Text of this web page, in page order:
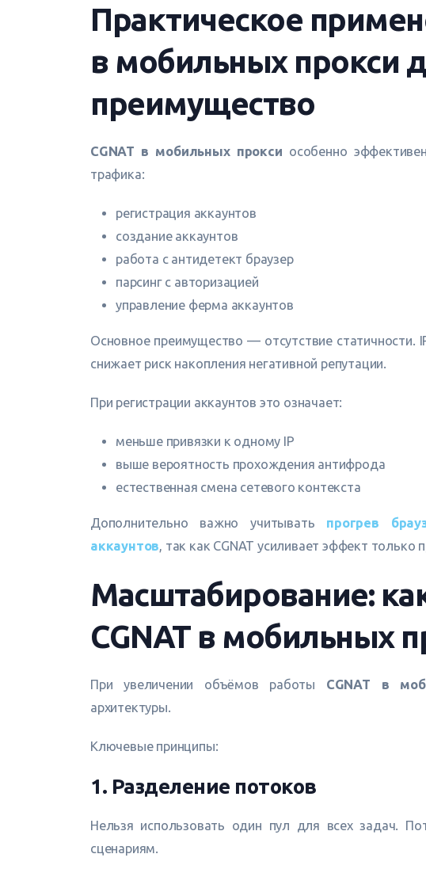
Практическое
в мобильных прокси
преимущество
CGNAT в мобильных прокси особенно
трафика:
регистрация аккаунтов
создание аккаунтов
работа с антидетект браузер
парсинг с авторизацией
управление ферма аккаунтов
Основное преимущество — отсутствие статичности.
снижает риск накопления негативной репутации.
При регистрации аккаунтов это означает:
меньше привязки к одному IP
выше вероятность прохождения антифрода
естественная смена сетевого контекста
Дополнительно важно учитывать прогрев
аккаунтов, так как CGNAT усиливает эффект
Масштабирование:
CGNAT в мобильных
При увеличении объёмов работы CGNAT в
архитектуры.
Ключевые принципы:
1. Разделение потоков
Нельзя использовать один пул для всех задач.
сценариям.